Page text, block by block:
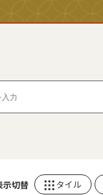
示切替 タイル